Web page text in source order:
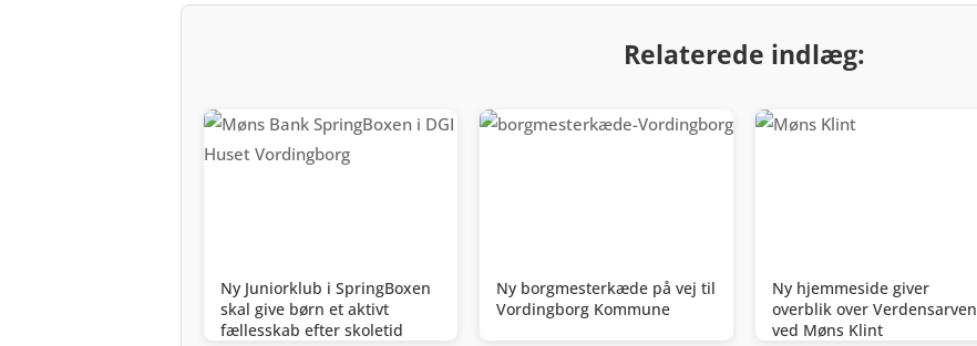
Relaterede indlæg:
Ny Juniorklub i SpringBoxen
skal give børn et aktivt
fællesskab efter skoletid
Ny borgmesterkæde på vej til
Vordingborg Kommune
Ny hjemmeside giver
overblik over Verdensarven
ved Møns Klint